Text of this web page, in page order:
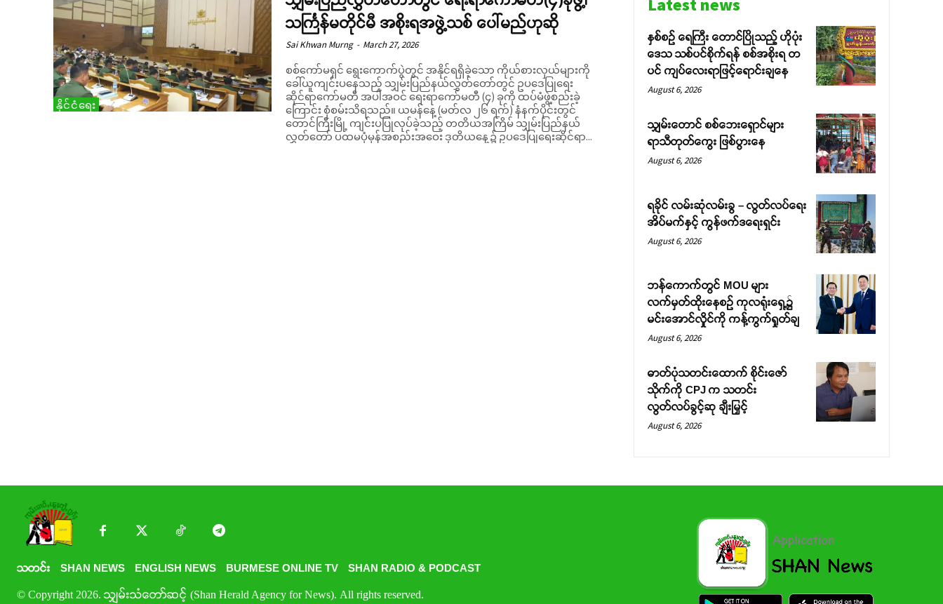
နိုင်ငံရေး
သင်္ကြန်မတိုင်မီ အစိုးရအဖွဲ့သစ် ပေါ်မည်ဟုဆို
Sai Khwan Murng - March 27, 2026
စစ်ကော်မရှင် ရွေးကောက်ပွဲတွင် အနိုင်ရရှိခဲ့သော ကိုယ်စားလှယ်များကို
ခေါ်ယူကျင်းပနေသည့် သျှမ်းပြည်နယ်လွှတ်တော်တွင် ဥပဒေပြုရေး
ဆိုင်ရာကော်မတီ အပါအဝင် ရေးရာကော်မတီ (၄) ခုကို ထပ်မံဖွဲ့စည်းခဲ့
ကြောင်း စုံစမ်းသိရသည်။ ယမန်နေ့ (မတ်လ ၂၆ ရက်) နံနက်ပိုင်းတွင်
တောင်ကြီးမြို့ ကျင်းပပြုလုပ်ခဲ့သည့် တတိယအကြိမ် သျှမ်းပြည်နယ်
လွှတ်တော် ပထမပုံမှန်အစည်းအဝေး ဒုတိယနေ့၌ ဥပဒေပြုရေးဆိုင်ရာ...
Latest news
နှစ်စဉ် ရေကြီး တောင်ပြိုသည့် ဟိုပုံး
ဒေသ သစ်ပင်စိုက်ရန် စစ်အစိုးရ တ
ပင် ကျပ်လေးရာဖြင့်ရောင်းချနေ
August 6, 2026
သျှမ်းတောင် စစ်ဘေးရှောင်များ
ရာသီတုတ်ကွေး ဖြစ်ပွားနေ
August 6, 2026
ရခိုင် လမ်းဆုံလမ်းခွ – လွတ်လပ်ရေး
အိပ်မက်နှင့် ကွန်ဖက်ဒရေးရှင်း
August 6, 2026
ဘန်ကောက်တွင် MOU များ
လက်မှတ်ထိုးနေစဉ် ကုလရုံးရှေ့၌
မင်းအောင်လှိုင်ကို ကန့်ကွက်ရှုတ်ချ
August 6, 2026
ဓာတ်ပုံသတင်းထောက် စိုင်းဇော်
သိုက်ကို CPJ က သတင်း
လွတ်လပ်ခွင့်ဆု ချီးမြှင့်
August 6, 2026
သတင်း SHAN NEWS ENGLISH NEWS BURMESE ONLINE TV SHAN RADIO & PODCAST
© Copyright 2026. သျှမ်းသံတော်ဆင့် (Shan Herald Agency for News). All rights reserved.